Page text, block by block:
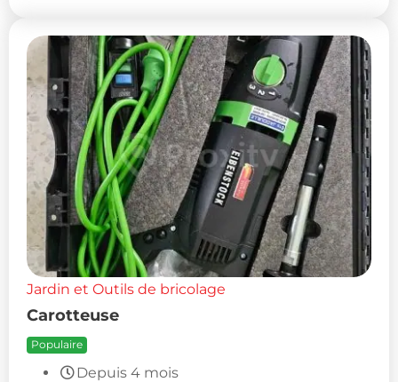
Jardin et Outils de bricolage
Carotteuse
Populaire
Depuis 4 mois